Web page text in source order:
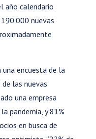
año calendario
nuevas
una encuesta de la
las nuevas
una empresa
pandemia, y 81%
en busca de